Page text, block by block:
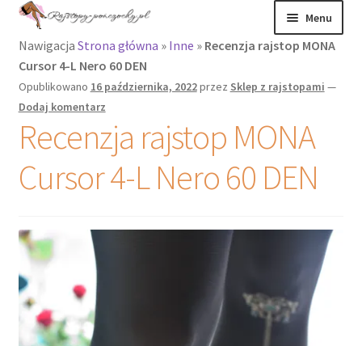
Menu
Rajstopy
Rajstopy Orirose
Pończochy i
zakolanówki
Wszystkie
produkty
Recenzje
Nawigacja Strona główna » Inne » Recenzja rajstop MONA
Cursor 4-L Nero 60 DEN
Opublikowano 16 października, 2022przez Sklep z rajstopami —
Dodaj komentarz
Recenzja rajstop MONA
Cursor 4-L Nero 60 DEN